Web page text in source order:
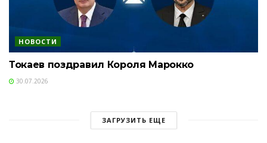
НОВОСТИ
Токаев поздравил Короля Марокко
30.07.2026
ЗАГРУЗИТЬ ЕЩЕ